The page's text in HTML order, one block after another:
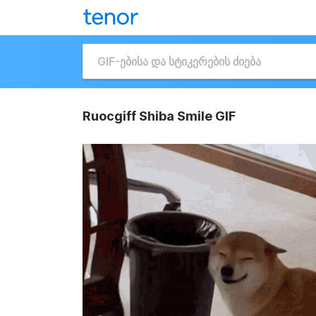
Ruocgiff Shiba Smile GIF